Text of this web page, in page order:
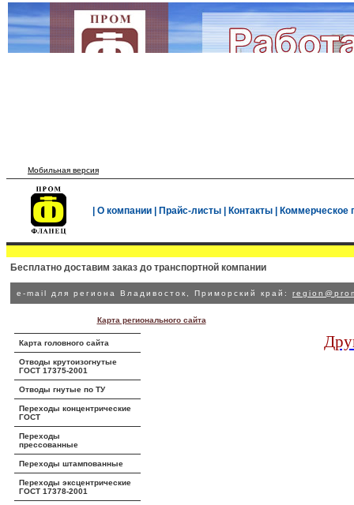
Мобильная версия
О компании Прайс-листы Контакты Коммерческое
Бесплатно доставим заказ до транспортной компании
e-mail для региона Владивосток, Приморский край:
Карта регионального сайта
Карта головного сайта
Отводы крутоизогнутые
ГОСТ 17375-2001
Отводы гнутые по ТУ
Переходы концентрические
ГОСТ
Переходы
прессованные
Переходы штампованные
Переходы эксцентрические
ГОСТ 17378-2001